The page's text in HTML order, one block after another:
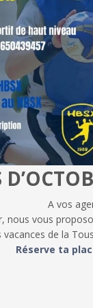
A vos
nous vous
de la
Réserve ta